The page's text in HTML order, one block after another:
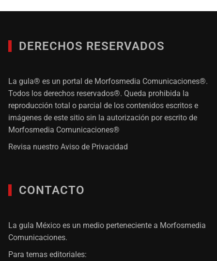
DERECHOS RESERVADOS
La gula® es un portal de Morfosmedia Comunicaciones®.
Todos los derechos reservados®. Queda prohibida la
reproducción total o parcial de los contenidos escritos e
imágenes de este sitio sin la autorización por escrito de
Morfosmedia Comunicaciones®
Revisa nuestroAviso de Privacidad
CONTACTO
La gula México es un medio perteneciente a Morfosmedia
Comunicaciones.
Para temas editoriales: